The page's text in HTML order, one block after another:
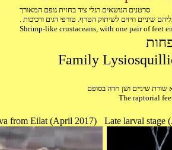
סרטנים הנושאים רגלי ציד בחזית גופם המאורך
שיניים וזיזים לשיתוק הטרף. טורפי דגים ורכיכות
Shrimp-like crustaceans, with one pair of feet
שיניים ושן חדה בסופם
The raptorial
from Eilat (April 2017) Late larval stage